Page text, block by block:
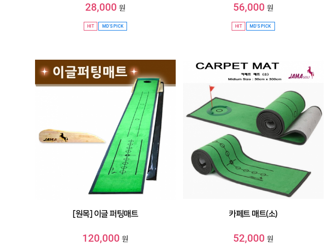
28,000 원
HIT MD'S PICK
56,000 원
HIT MD'S PICK
[원목] 이글 퍼팅매트
120,000 원
카페트 매트(소)
52,000 원